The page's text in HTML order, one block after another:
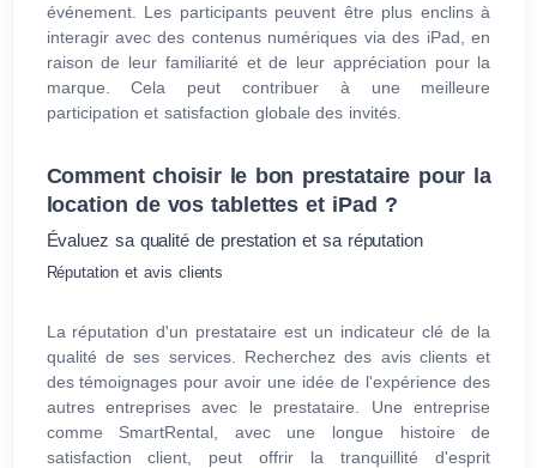
événement. Les participants peuvent être plus enclins à
interagir avec des contenus numériques via des iPad, en
raison de leur familiarité et de leur appréciation pour la
marque. Cela peut contribuer à une meilleure
participation et satisfaction globale des invités.
Comment choisir le bon prestataire pour la
location de vos tablettes et iPad ?
Évaluez sa qualité de prestation et sa réputation
Réputation et avis clients
La réputation d'un prestataire est un indicateur clé de la
qualité de ses services. Recherchez des avis clients et
des témoignages pour avoir une idée de l'expérience des
autres entreprises avec le prestataire. Une entreprise
comme SmartRental, avec une longue histoire de
satisfaction client, peut offrir la tranquillité d'esprit